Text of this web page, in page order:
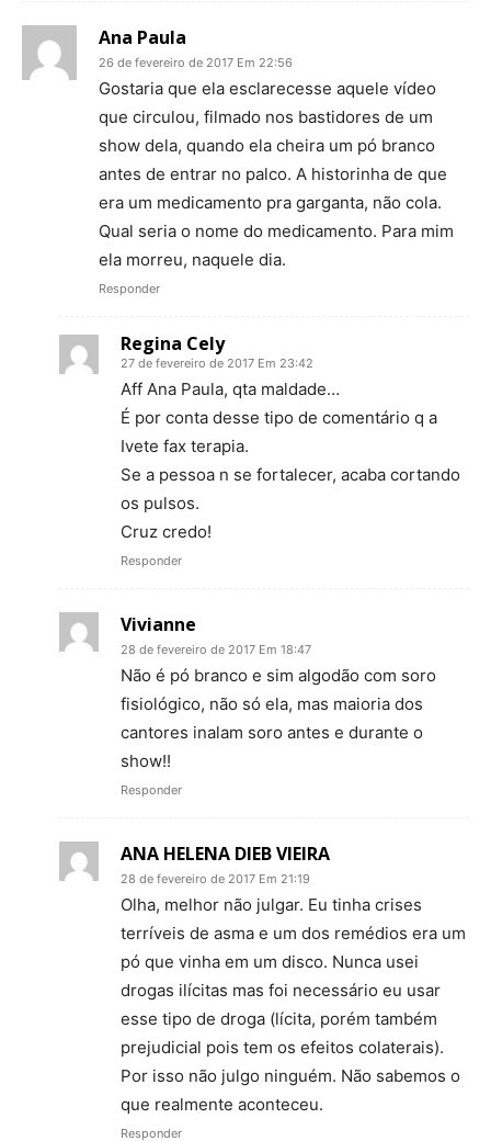
Ana Paula
26 de fevereiro de 2017 Em 22:56
Gostaria que ela esclarecesse aquele vídeo
que circulou, filmado nos bastidores de um
show dela, quando ela cheira um pó branco
antes de entrar no palco. A historinha de que
era um medicamento pra garganta, não cola.
Qual seria o nome do medicamento. Para mim
ela morreu, naquele dia.
Responder
Regina Cely
27 de fevereiro de 2017 Em 23:42
Aff Ana Paula, qta maldade…
É por conta desse tipo de comentário q a
Ivete fax terapia.
Se a pessoa n se fortalecer, acaba cortando
os pulsos.
Cruz credo!
Responder
Vivianne
28 de fevereiro de 2017 Em 18:47
Não é pó branco e sim algodão com soro
fisiológico, não só ela, mas maioria dos
cantores inalam soro antes e durante o
show!!
Responder
ANA HELENA DIEB VIEIRA
28 de fevereiro de 2017 Em 21:19
Olha, melhor não julgar. Eu tinha crises
terríveis de asma e um dos remédios era um
pó que vinha em um disco. Nunca usei
drogas ilícitas mas foi necessário eu usar
esse tipo de droga (lícita, porém também
prejudicial pois tem os efeitos colaterais).
Por isso não julgo ninguém. Não sabemos o
que realmente aconteceu.
Responder